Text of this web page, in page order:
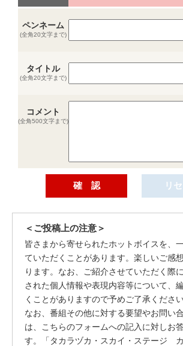
ペンネーム
(全角20文字まで)
タイトル
(全角20文字まで)
コメント
(全角500文字まで)
＜ご投稿上の注意＞
皆さまから寄せられたホットボイスを、
ていただくことがあります。楽しいご感
ります。なお、ご紹介させていただく際
された個人情報や表現内容等について、
くことがありますので予めご了承ください
なお、番組その他に対する要望やお問い
は、こちらのフォームへの記入に対しお
す。「タカラヅカ・スカイ・ステージ